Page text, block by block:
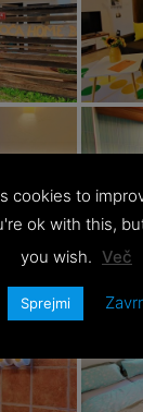
cookies to
ok with this,
you wish. Več
Sprejmi